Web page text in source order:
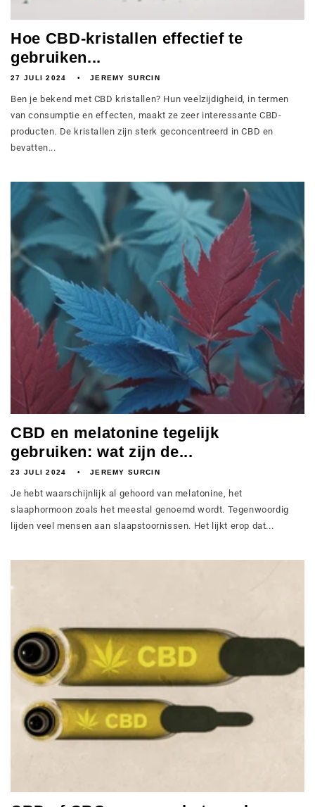
Hoe CBD-kristallen effectief te
gebruiken...
27 JULI 2024 JEREMY SURCIN
Ben je bekend met CBD kristallen? Hun veelzijdigheid, in termen
van consumptie en effecten, maakt ze zeer interessante CBD-
producten. De kristallen zijn sterk geconcentreerd in CBD en
bevatten...
CBD en melatonine tegelijk
gebruiken: wat zijn de...
23 JULI 2024 JEREMY SURCIN
Je hebt waarschijnlijk al gehoord van melatonine, het
slaaphormoon zoals het meestal genoemd wordt. Tegenwoordig
lijden veel mensen aan slaapstoornissen. Het lijkt erop dat...